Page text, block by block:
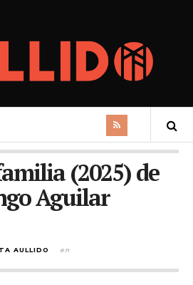
(2025) de
Aguilar
AULLIDO en